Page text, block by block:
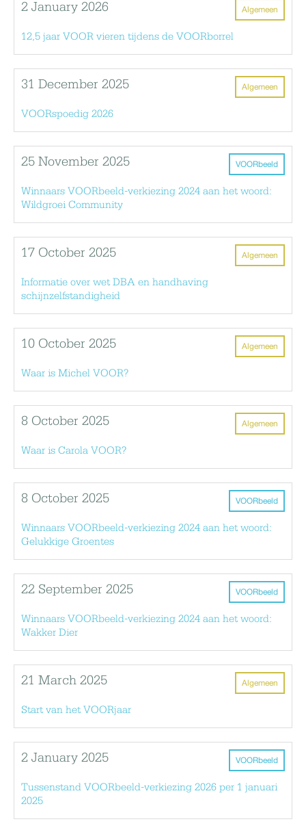
Algemeen
2 January 2026
12,5 jaar VOOR vieren tijdens de VOORborrel
Algemeen
31 December 2025
VOORspoedig 2026
VOORbeeld
25 November 2025
Winnaars VOORbeeld-verkiezing 2024 aan het woord:
Wildgroei Community
Algemeen
17 October 2025
Informatie over wet DBA en handhaving
schijnzelfstandigheid
Algemeen
10 October 2025
Waar is Michel VOOR?
Algemeen
8 October 2025
Waar is Carola VOOR?
VOORbeeld
8 October 2025
Winnaars VOORbeeld-verkiezing 2024 aan het woord:
Gelukkige Groentes
VOORbeeld
22 September 2025
Winnaars VOORbeeld-verkiezing 2024 aan het woord:
Wakker Dier
Algemeen
21 March 2025
Start van het VOORjaar
VOORbeeld
2 January 2025
Tussenstand VOORbeeld-verkiezing 2026 per 1 januari
2025